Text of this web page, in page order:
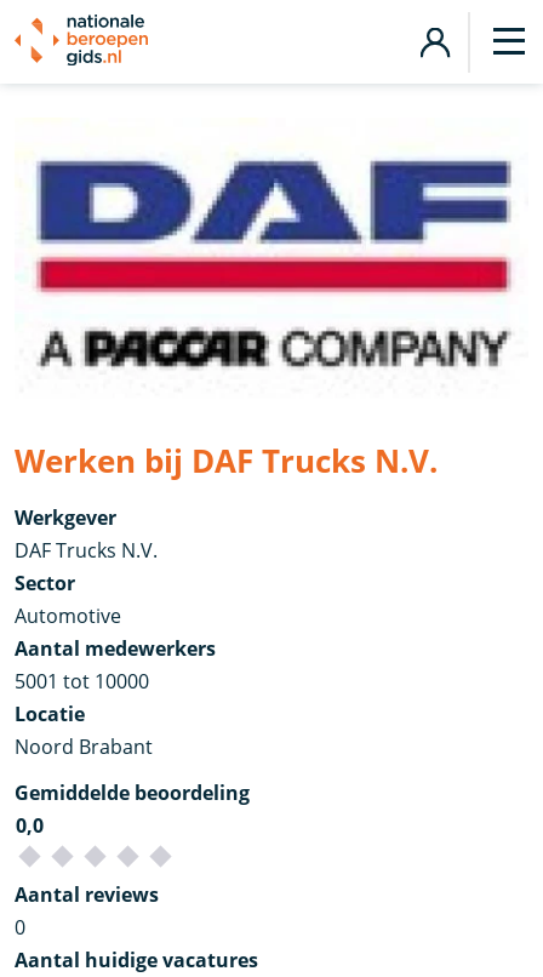
Werken bij DAF Trucks N.V.
Werkgever
DAF Trucks N.V.
Sector
Automotive
Aantal medewerkers
5001 tot 10000
Locatie
Noord Brabant
Gemiddelde beoordeling
0,0
Aantal reviews
0
Aantal huidige vacatures